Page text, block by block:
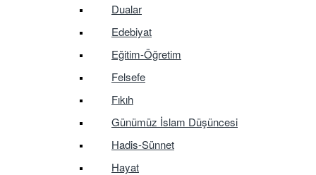
Dualar
Edebiyat
Eğitim-Öğretim
Felsefe
Fıkıh
Günümüz İslam Düşüncesi
Hadis-Sünnet
Hayat